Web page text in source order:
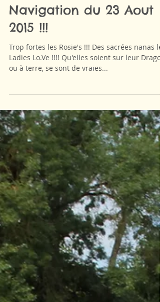
2015 !!!
Trop fortes les Rosie's !!! Des sacrées nanas
Ladies Lo.Ve !!!! Qu'elles soient sur leur
ou à terre, se sont de vraies...